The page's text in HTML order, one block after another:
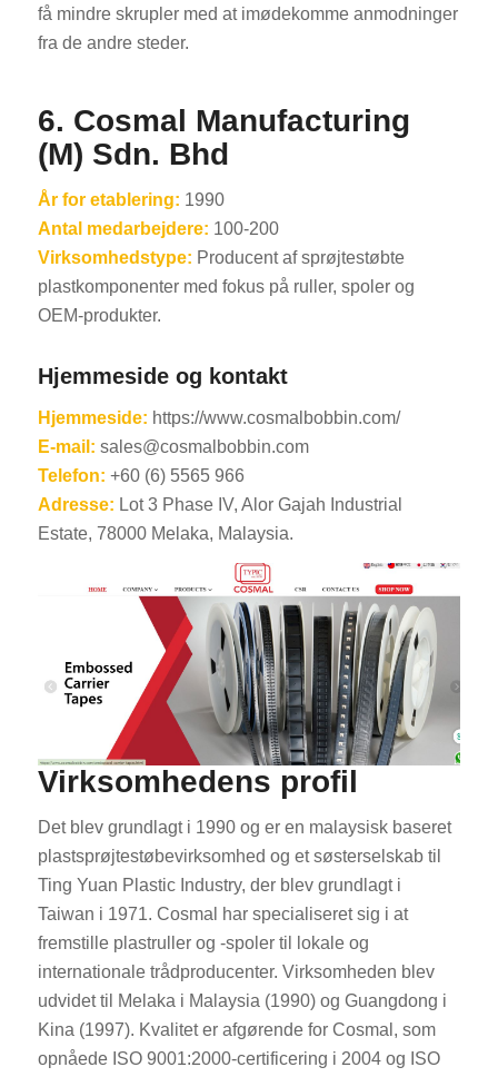
få mindre skrupler med at imødekomme anmodninger
fra de andre steder.
6. Cosmal Manufacturing
(M) Sdn. Bhd
År for etablering: 1990
Antal medarbejdere: 100-200
Virksomhedstype: Producent af sprøjtestøbte
plastkomponenter med fokus på ruller, spoler og
OEM-produkter.
Hjemmeside og kontakt
Hjemmeside: https://www.cosmalbobbin.com/
E-mail: sales@cosmalbobbin.com
Telefon: +60 (6) 5565 966
Adresse: Lot 3 Phase IV, Alor Gajah Industrial
Estate, 78000 Melaka, Malaysia.
Virksomhedens profil
Det blev grundlagt i 1990 og er en malaysisk baseret
plastsprøjtestøbevirksomhed og et søsterselskab til
Ting Yuan Plastic Industry, der blev grundlagt i
Taiwan i 1971. Cosmal har specialiseret sig i at
fremstille plastruller og -spoler til lokale og
internationale trådproducenter. Virksomheden blev
udvidet til Melaka i Malaysia (1990) og Guangdong i
Kina (1997). Kvalitet er afgørende for Cosmal, som
opnåede ISO 9001:2000-certificering i 2004 og ISO